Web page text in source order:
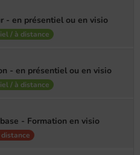
- en présentiel ou en visio
/ à distance
- en présentiel ou en visio
/ à distance
- Formation en visio